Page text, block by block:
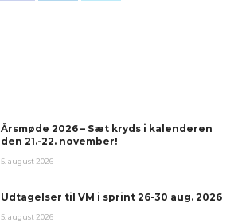
Årsmøde 2026 – Sæt kryds i kalenderen
den 21.-22. november!
5. august 2026
Udtagelser til VM i sprint 26-30 aug. 2026
5. august 2026